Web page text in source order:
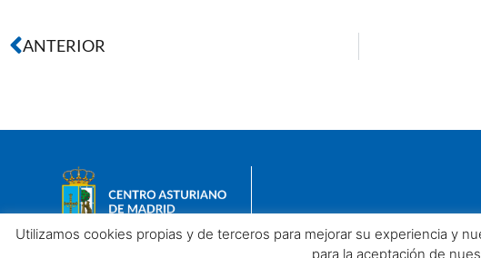
ANTERIOR
Utilizamos cookies propias y de terceros para mejorar su experiencia y
para la aceptación de